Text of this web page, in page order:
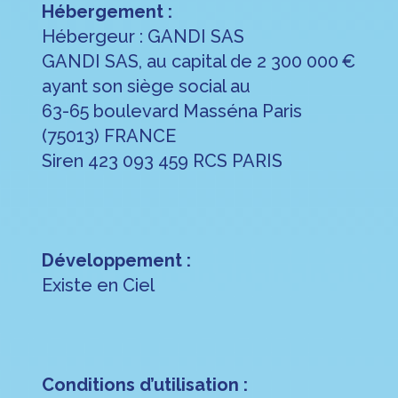
Hébergement :
Hébergeur : GANDI SAS
GANDI SAS, au capital de 2 300 000 €
ayant son siège social au
63-65 boulevard Masséna Paris
(75013) FRANCE
Siren 423 093 459 RCS PARIS
Développement:
Existe en Ciel
Conditions d’utilisation :